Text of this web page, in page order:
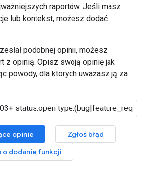
raportów. Jeśli masz
lub kontekst, możesz dodać
podobnej opinii, możesz
z opinią. Opisz swoją opinię jak
powody, dla których uważasz ją za
opinie
Zgłoś błąd
o dodanie funkcji